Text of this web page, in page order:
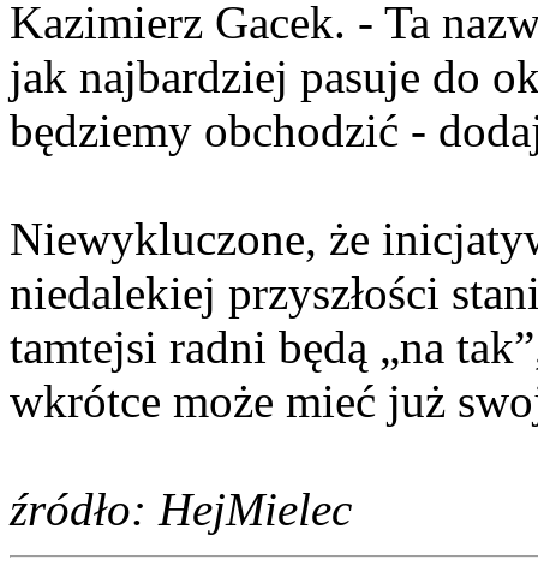
Kazimierz Gacek. - Ta
jak najbardziej pasuje do
będziemy obchodzić -
Niewykluczone, że
niedalekiej przyszłości
tamtejsi radni będą „na
wkrótce może mieć już
źródło: HejMielec